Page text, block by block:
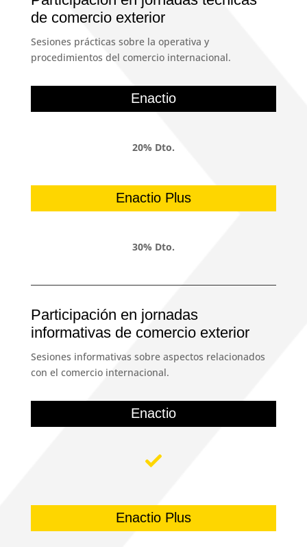
de comercio exterior
Sesiones prácticas sobre la operativa y
procedimientos del comercio internacional.
Enactio
20% Dto.
Enactio Plus
30% Dto.
Participación en jornadas
informativas de comercio exterior
Sesiones informativas sobre aspectos relacionados
con el comercio internacional.
Enactio
Enactio Plus